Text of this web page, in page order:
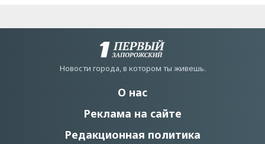
Новости города, в котором ты живешь.
О нас
Реклама на сайте
Редакционная политика